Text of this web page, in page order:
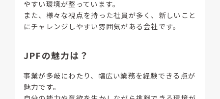
やすい環境が整っています。
また、様々な視点を持った社員が多く、新しいこと
にチャレンジしやすい雰囲気がある会社です。
JPFの魅力は？
事業が多岐にわたり、幅広い業務を経験できる点が
魅力です。